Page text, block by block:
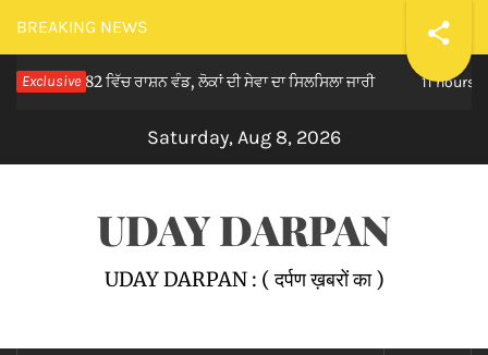
Skip
to
content
BREAKING NEWS
Exclusive
82 ਵਿੱਚ ਰਾਸ਼ਨ ਵੰਡ, ਲੋਕਾਂ ਦੀ ਸੇਵਾ ਦਾ ਸਿਲਸਿਲਾ ਜਾਰੀ 11 hours ago
Saturday, Aug 8, 2026
UDAY DARPAN
UDAY DARPAN : ( दर्पण ख़बरों का )